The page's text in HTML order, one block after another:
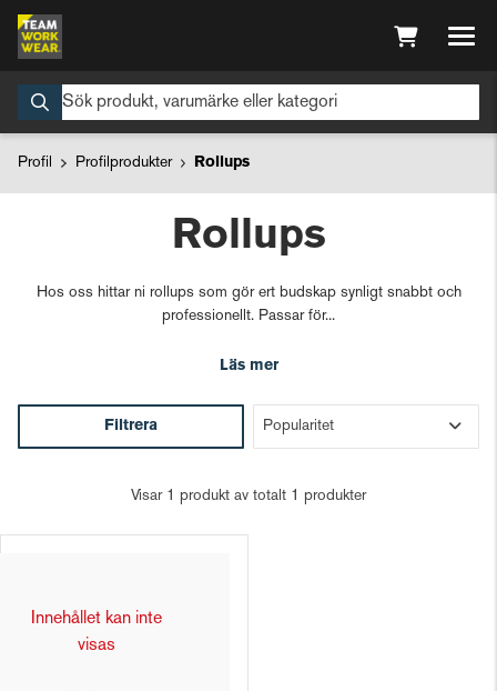
Profil Profilprodukter Rollups
Rollups
Hos oss hittar ni rollups som gör ert budskap synligt snabbt och
professionellt. Passar för...
Läs mer
Filtrera
Visar 1 produkt av totalt 1 produkter
Innehållet kan inte
visas